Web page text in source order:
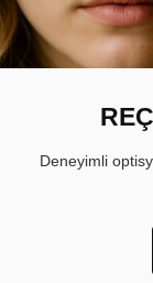
Deneyimli